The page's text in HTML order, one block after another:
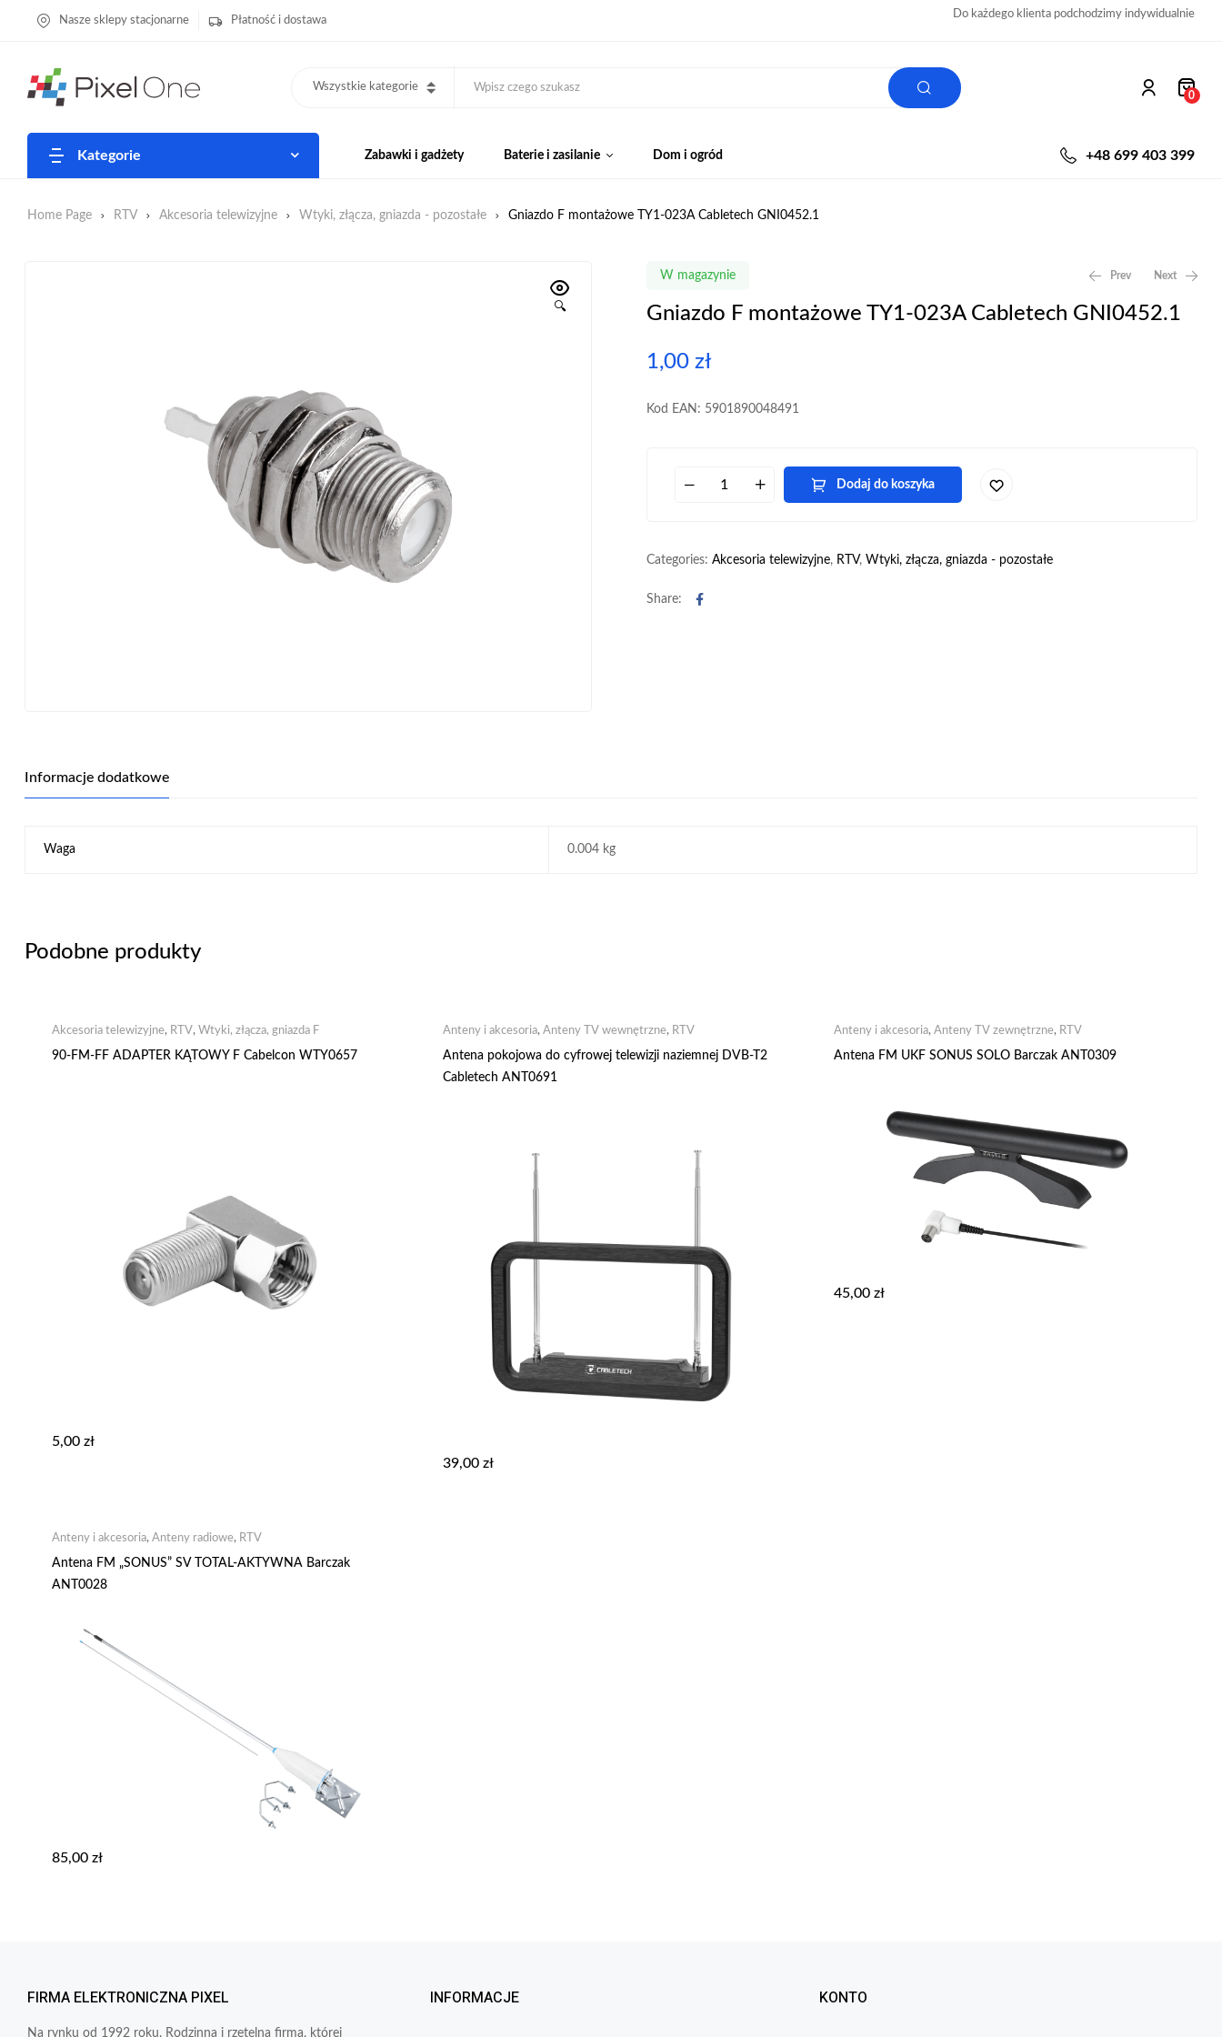
Nasze sklepy stacjonarne Płatność i dostawa Do każdego klienta podchodzimy indywidualnie
Wszystkie kategorie
0
Kategorie Zabawki i gadżety Baterie i zasilanie Dom i ogród +48 699 403 399
Home Page RTV Akcesoria telewizyjne Wtyki, złącza, gniazda - pozostałe Gniazdo F montażowe TY1-023A Cabletech GNI0452.1
🔍
W magazynie Prev Next
Gniazdo F montażowe TY1-023A Cabletech GNI0452.1
1,00 zł
Kod EAN: 5901890048491
Dodaj do koszyka
Categories: Akcesoria telewizyjne, RTV, Wtyki, złącza, gniazda - pozostałe
Share: Facebook
Informacje dodatkowe
Waga 0.004 kg
Podobne produkty
Akcesoria telewizyjne, RTV, Wtyki, złącza, gniazda F
90-FM-FF ADAPTER KĄTOWY F Cabelcon WTY0657
5,00 zł
Anteny i akcesoria, Anteny TV wewnętrzne, RTV
Antena pokojowa do cyfrowej telewizji naziemnej DVB-T2
Cabletech ANT0691
39,00 zł
Anteny i akcesoria, Anteny TV zewnętrzne, RTV
Antena FM UKF SONUS SOLO Barczak ANT0309
45,00 zł
Anteny i akcesoria, Anteny radiowe, RTV
Antena FM „SONUS” SV TOTAL-AKTYWNA Barczak
ANT0028
85,00 zł
FIRMA ELEKTRONICZNA PIXEL
Na rynku od 1992 roku. Rodzinna i rzetelna firma, której
INFORMACJE KONTO